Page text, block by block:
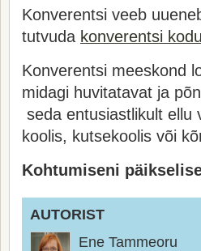
Konverentsi veeb
tutvuda konverentsi
Konverentsi meeskond
midagi huvitatavat ja
seda entusiastlikult
koolis, kutsekoolis või
Kohtumiseni
AUTORIST
Ene Tammeoru